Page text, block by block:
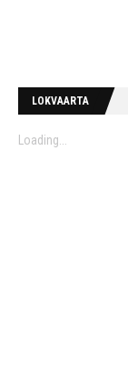
LOKVAARTA
Loading...